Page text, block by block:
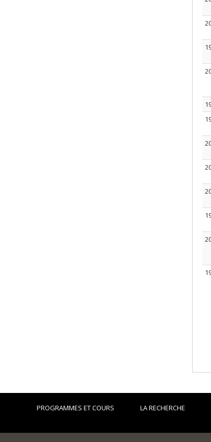
PROGRAMMES ET COURS LA RECHERCHE